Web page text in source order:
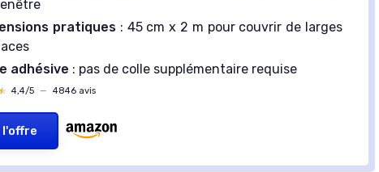
pratiques : 45 cm x 2 m pour couvrir de larges
adhésive : pas de colle supplémentaire requise
4,4/5 — 4846 avis
l'offre